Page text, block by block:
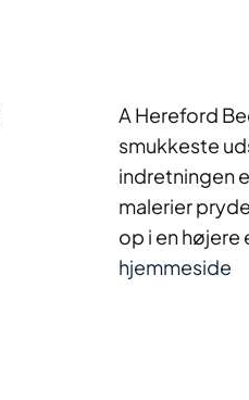
A Hereford
smukkeste
indretningen
malerier
op i en højere
hjemmeside